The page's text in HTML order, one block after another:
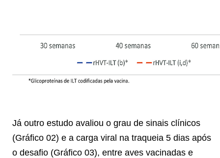
Já outro estudo avaliou o grau de sinais clínicos
(Gráfico 02) e a carga viral na traqueia 5 dias após
o desafio (Gráfico 03), entre aves vacinadas e